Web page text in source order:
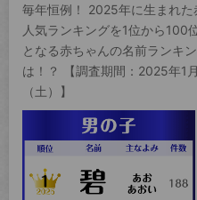
毎年恒例！ 2025年に生まれ
人気ランキングを1位から100
となる赤ちゃんの名前ランキ
は！？ 【調査期間：2025年1
（土）】